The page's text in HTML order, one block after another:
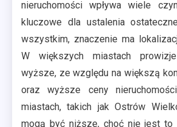
nieruchomości wpływa wiele
kluczowe dla ustalenia
wszystkim, znaczenie ma
W większych miastach
wyższe, ze względu na większą
oraz wyższe ceny
miastach, takich jak Ostrów
mogą być niższe, choć nie jest to